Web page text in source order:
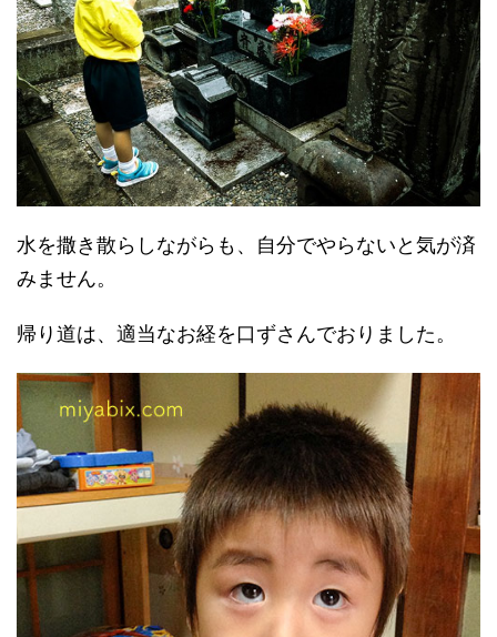
水を撒き散らしながらも、自分でやらないと気が済
みません。
帰り道は、適当なお経を口ずさんでおりました。